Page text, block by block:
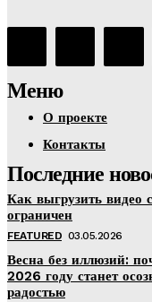
Меню
О проекте
Контакты
Последние
Как выгрузить видео
ограничен
FEATURED 03.05.2026
Весна без иллюзий:
2026 году станет
радостью